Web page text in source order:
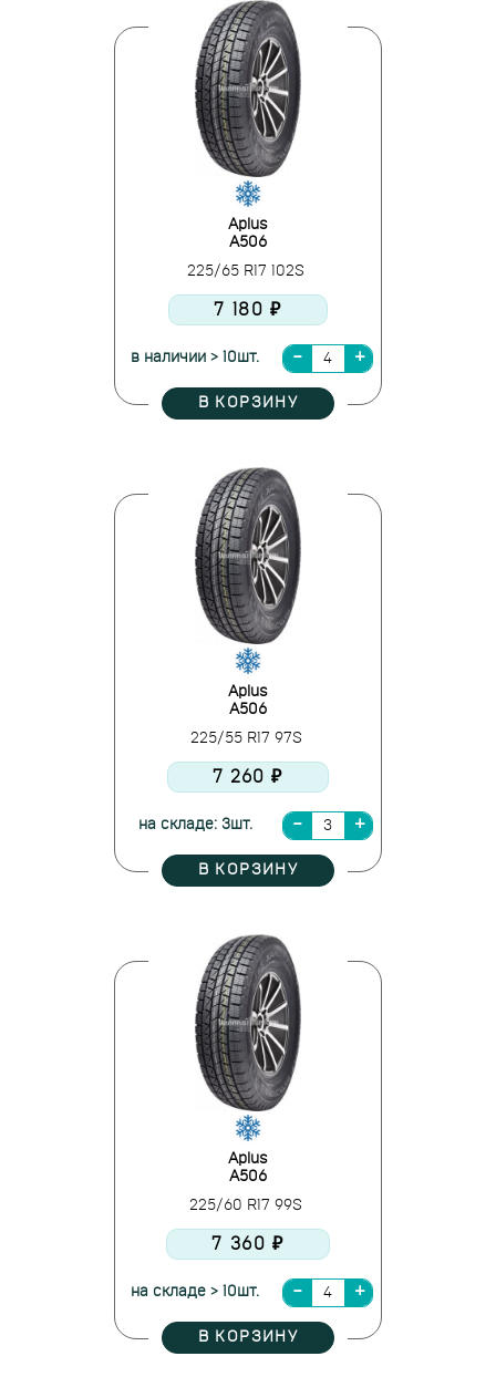
Aplus
A506
225/65 R17 102S
7 180 ₽
в наличии > 10шт.
В КОРЗИНУ
Aplus
A506
225/55 R17 97S
7 260 ₽
на складе: 3шт.
В КОРЗИНУ
Aplus
A506
225/60 R17 99S
7 360 ₽
на складе > 10шт.
В КОРЗИНУ